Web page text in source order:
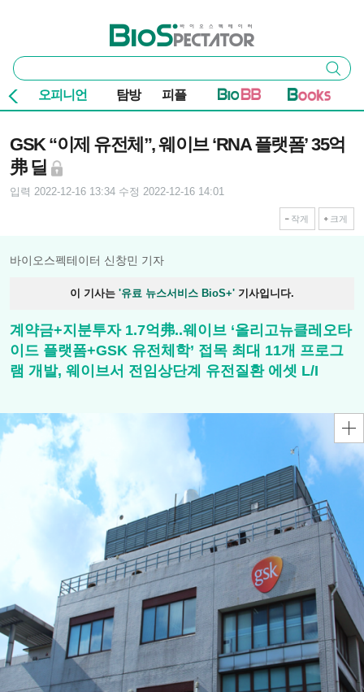
바이오스펙테이터
통
합
검
색
검색
오피니언 탐방 피플
GSK “이제 유전체”, 웨이브 ‘RNA 플랫폼’ 35억
弗 딜
입력 2022-12-16 13:34 수정 2022-12-16 14:01
작게 크게
바이오스펙테이터 신창민 기자
이 기사는 '유료 뉴스서비스 BioS+' 기사입니다.
계약금+지분투자 1.7억弗..웨이브 ‘올리고뉴클레오타
이드 플랫폼+GSK 유전체학’ 접목 최대 11개 프로그
램 개발, 웨이브서 전임상단계 유전질환 에셋 L/I